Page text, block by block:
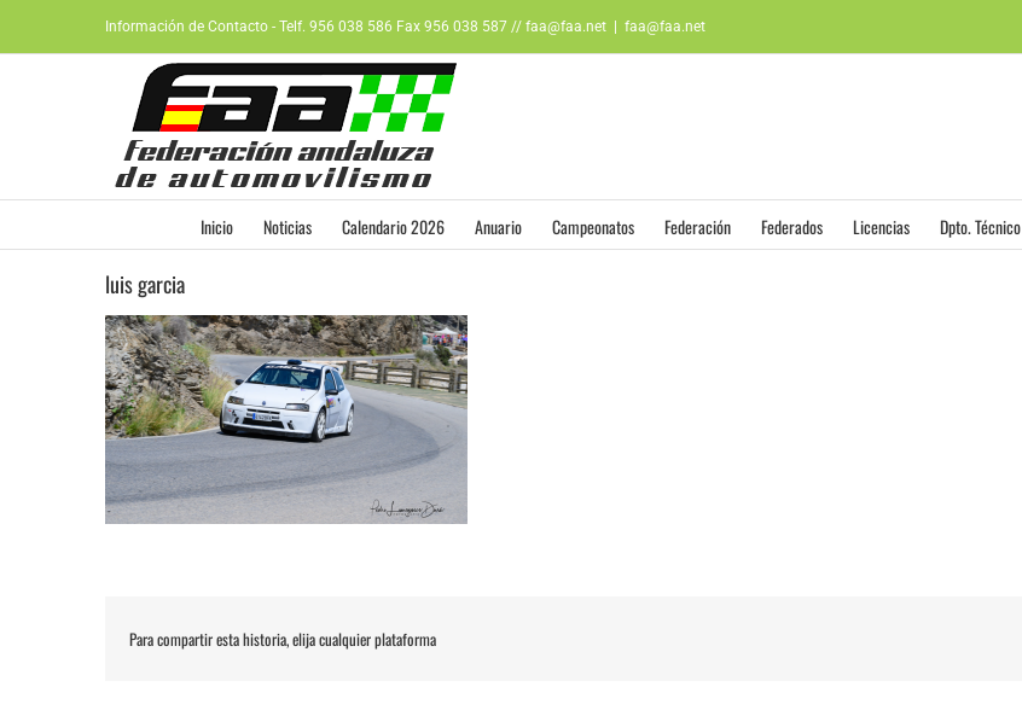
contenido
Información de Contacto - Telf. 956 038 586 Fax 956 038 587 // faa@faa.net faa@faa.net
Inicio Noticias Calendario 2026 Anuario Campeonatos Federación Federados Licencias Dpto. Técnico
luis garcia
Para compartir esta historia, elija cualquier plataforma